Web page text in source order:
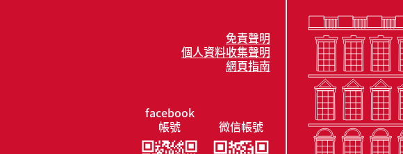
免責聲明
個人資料收集聲明
網頁指南
facebook
帳號
微信帳號